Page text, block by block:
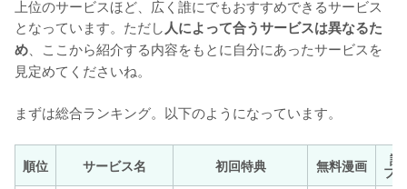
上位のサービスほど、広く誰にでもおすすめできるサービス
となっています。ただし人によって合うサービスは異なるた
め 、ここから紹介する内容をもとに自分にあったサービスを
見定めてくださいね。
まずは総合ランキング。以下のようになっています。
順位 サービス名 初回特典 無料漫画 読
プ